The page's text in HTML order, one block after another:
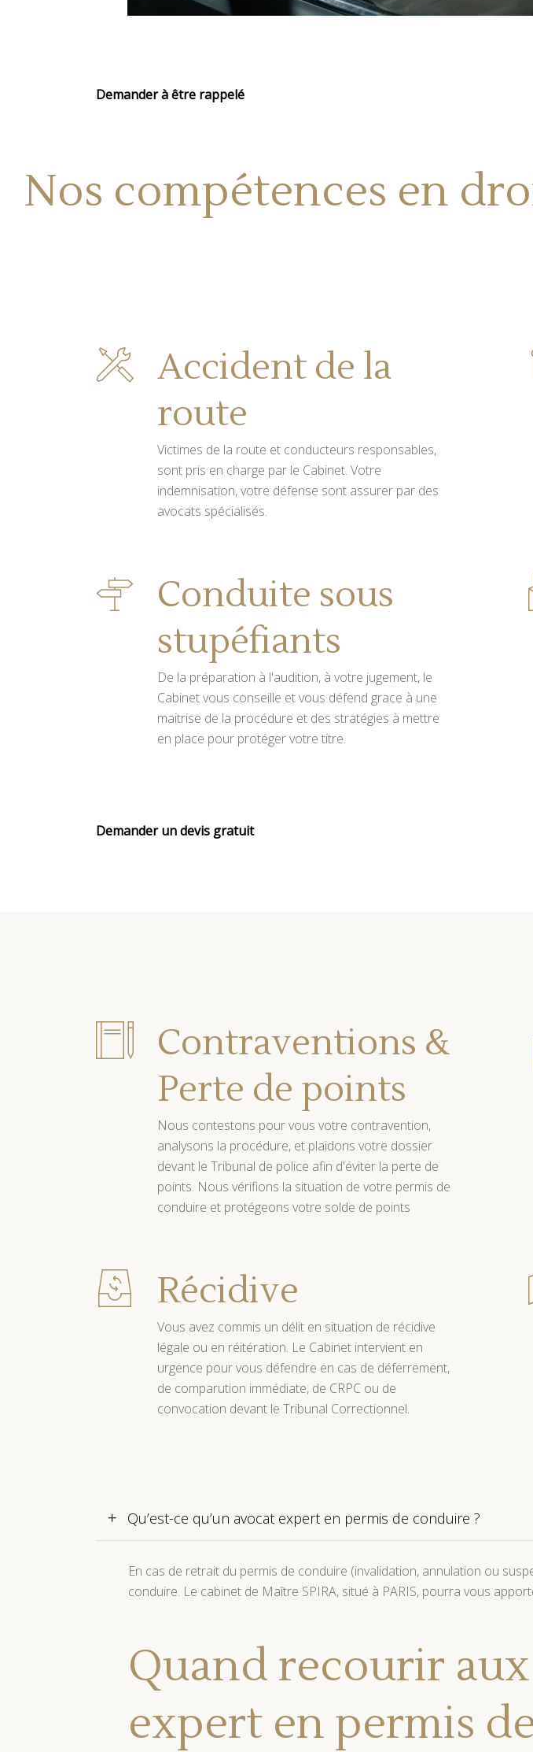
Demander à être rappelé
Nos compétences en
Accident de la
route
Victimes de la route et conducteurs responsables,
sont pris en charge par le Cabinet. Votre
indemnisation, votre défense sont assurer par des
avocats spécialisés.
Conduite sous
stupéfiants
De la préparation à l'audition, à votre jugement, le
Cabinet vous conseille et vous défend grace à une
maitrise de la procédure et des stratégies à mettre
en place pour protéger votre titre.
Demander un devis gratuit
Contraventions &
Perte de points
Nous contestons pour vous votre contravention,
analysons la procédure, et plaidons votre dossier
devant le Tribunal de police afin d'éviter la perte de
points. Nous vérifions la situation de votre permis de
conduire et protégeons votre solde de points
Récidive
Vous avez commis un délit en situation de récidive
légale ou en réitération. Le Cabinet intervient en
urgence pour vous défendre en cas de déferrement,
de comparution immédiate, de CRPC ou de
convocation devant le Tribunal Correctionnel.
Qu’est-ce qu’un avocat expert en permis de conduire ?
En cas de retrait du permis de conduire (invalidation, annulation ou
conduire. Le cabinet de Maître SPIRA, situé à PARIS, pourra vous
Quand recourir
expert en permis